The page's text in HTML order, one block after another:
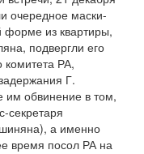
очередное маски-
форме из квартиры,
подвергли его
РА,
Г.
им обвинение в том,
секретаря
а именно
время посол РА на